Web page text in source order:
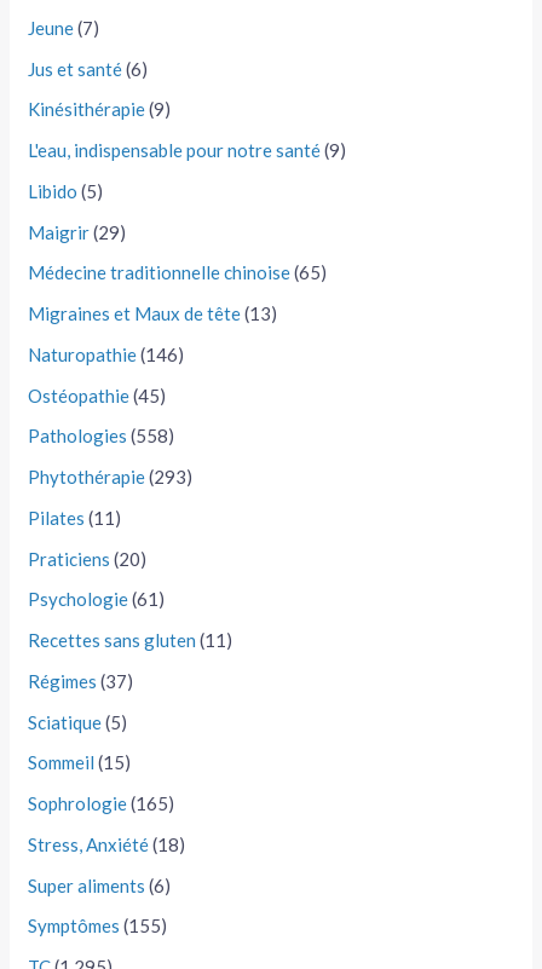
Jeune(7)
Jus et santé(6)
Kinésithérapie(9)
L'eau, indispensable pour notre santé(9)
Libido (5)
Maigrir(29)
Médecine traditionnelle chinoise(65)
Migraines et Maux de tête(13)
Naturopathie(146)
Ostéopathie(45)
Pathologies (558)
Phytothérapie(293)
Pilates (11)
Praticiens (20)
Psychologie(61)
Recettes sans gluten (11)
Régimes (37)
Sciatique(5)
Sommeil (15)
Sophrologie(165)
Stress, Anxiété(18)
Super aliments (6)
Symptômes (155)